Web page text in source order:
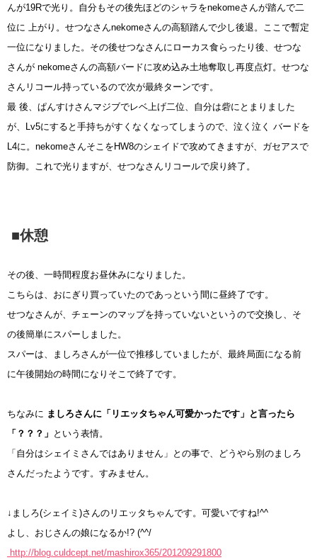
んが19Rで光り。自分もその後先ほどのシャラをnekomeさんが踏んで二
位に 上がり。せつなさんnekomeさんの高額踏んで少し後退。ここで暫定
一位になりました。その後せつなさんにローカス食らったり後、せつな
さんが nekomeさんの高額バードに攻め込み土地奪取し再度点灯。せつな
さんリコール持っているので次が最終ターンです。
最 後、ぱんすけさんマジブでレベ上げ二位、自分は砦にとまりました
が、Lv5にすると手持ちがすくなくなってしまうので、泣く泣く バードを
L4に。nekomeさんそこをHW8のシェイドで攻めてきますが、ガセアスで
防御。これで光りますが、せつなさんリコールで戻り終了。
■休憩
その後、一時間程度お昼休みになりました。
こちらは、おにぎり買っていたのであっという間に昼終了です。
せつなさんが、チェーンのマップを持っていないというので交換し、そ
の後簡単にスパーしました。
スパーは、ましろさんが一位で推移していましたが、最終局面になる前
に午後開始の時間になりそこで終了です。
ちなみに ましろさんに「リエッタちゃん可愛かったです」と言ったら
「？？？」 という表情。
「自分はシェイミさんではありません」との事で、どうやら別のましろ
さんだったようです。すみません。
↓ましろ(シェイミ)さんのリエッタちゃんです。可愛いですね!^^
よし、おじさんの娘になるか!? (^^/
http://blog.culdcept.net/mashirox365/201209291800